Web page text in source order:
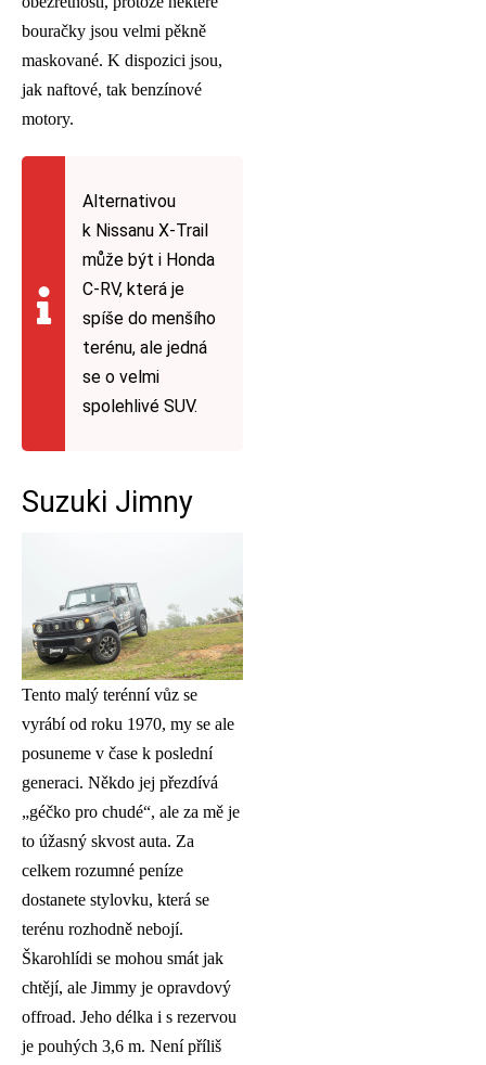
bouračky jsou velmi pěkně
maskované. K dispozici jsou,
jak naftové, tak benzínové
motory.
Alternativou
k Nissanu X-Trail
může být i Honda
C-RV, která je
spíše do menšího
terénu, ale jedná
se o velmi
spolehlivé SUV.
Suzuki Jimny
Tento malý terénní vůz se
vyrábí od roku 1970, my se ale
posuneme v čase k poslední
generaci. Někdo jej přezdívá
„géčko pro chudé“, ale za mě je
to úžasný skvost auta. Za
celkem rozumné peníze
dostanete stylovku, která se
terénu rozhodně nebojí.
Škarohlídi se mohou smát jak
chtějí, ale Jimmy je opravdový
offroad. Jeho délka i s rezervou
je pouhých 3,6 m. Není příliš